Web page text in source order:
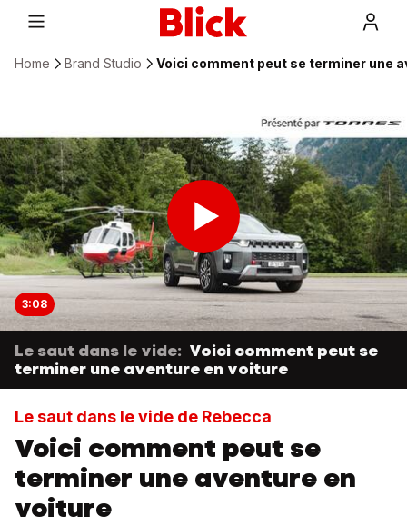
Home Brand Studio Voici comment peut se terminer une
3:08
Le saut dans le vide: Voici comment peut se
terminer une aventure en voiture
Le saut dans le vide de Rebecca
Voici comment peut se
terminer une aventure en
voiture